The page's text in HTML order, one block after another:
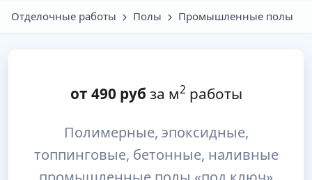
Отделочные работы Полы Промышленные полы
от 490руб за м2работы
Полимерные, эпоксидные,
топпинговые, бетонные, наливные